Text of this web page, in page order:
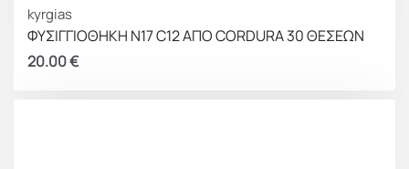
kyrgias
ΦΥΣΙΓΓΙΟΘΗΚΗ Ν17 C12 ΑΠΟ CORDURA 30 ΘΕΣΕΩΝ
20.00€